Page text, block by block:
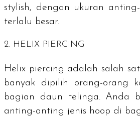
stylish, dengan ukuran
terlalu besar.
2. HELIX PIERCING
Helix piercing adalah salah
banyak dipilih orang-orang
bagian daun telinga. Anda
anting-anting jenis hoop di